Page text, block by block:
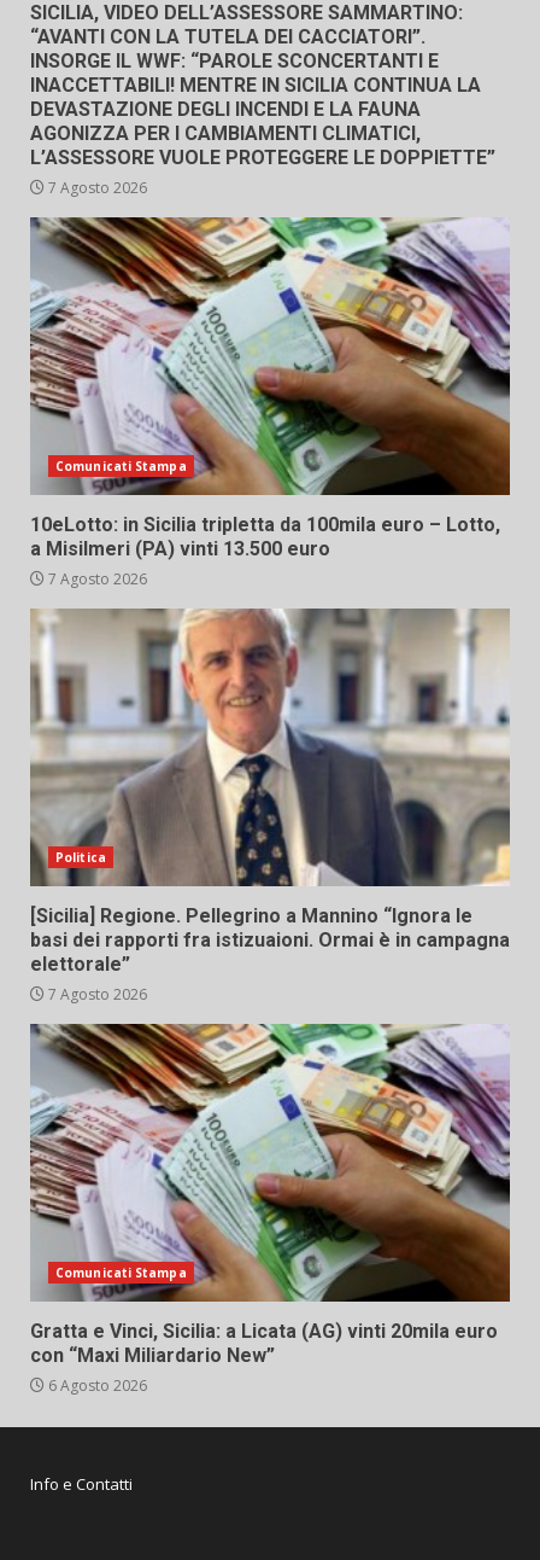
SICILIA, VIDEO DELL’ASSESSORE SAMMARTINO:
“AVANTI CON LA TUTELA DEI CACCIATORI”.
INSORGE IL WWF: “PAROLE SCONCERTANTI E
INACCETTABILI! MENTRE IN SICILIA CONTINUA LA
DEVASTAZIONE DEGLI INCENDI E LA FAUNA
AGONIZZA PER I CAMBIAMENTI CLIMATICI,
L’ASSESSORE VUOLE PROTEGGERE LE DOPPIETTE”
7 Agosto 2026
Comunicati Stampa
10eLotto: in Sicilia tripletta da 100mila euro – Lotto,
a Misilmeri (PA) vinti 13.500 euro
7 Agosto 2026
Politica
[Sicilia] Regione. Pellegrino a Mannino “Ignora le
basi dei rapporti fra istizuaioni. Ormai è in campagna
elettorale”
7 Agosto 2026
Comunicati Stampa
Gratta e Vinci, Sicilia: a Licata (AG) vinti 20mila euro
con “Maxi Miliardario New”
6 Agosto 2026
Info e Contatti